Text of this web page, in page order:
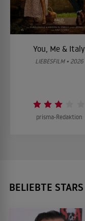
You, Me & Italy
LIEBESFILM • 2026
prisma-Redaktion
BELIEBTE STARS